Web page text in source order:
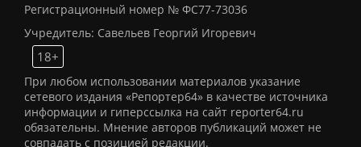
Регистрационный номер № ФС77-73036
Учредитель: Савельев Георгий Игоревич
18+
При любом использовании материалов указание
сетевого издания «Репортер64» в качестве источника
информации и гиперссылка на сайт reporter64.ru
обязательны. Мнение авторов публикаций может не
совпадать с позицией редакции.